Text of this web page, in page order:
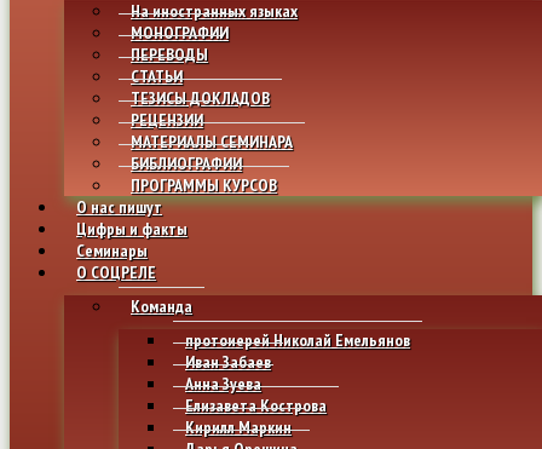
На иностранных языках
МОНОГРАФИИ
ПЕРЕВОДЫ
СТАТЬИ
ТЕЗИСЫ ДОКЛАДОВ
РЕЦЕНЗИИ
МАТЕРИАЛЫ СЕМИНАРА
БИБЛИОГРАФИИ
ПРОГРАММЫ КУРСОВ
О нас пишут
Цифры и факты
Семинары
О СОЦРЕЛЕ
Команда
протоиерей Николай Емельянов
Иван Забаев
Анна Зуева
Елизавета Кострова
Кирилл Маркин